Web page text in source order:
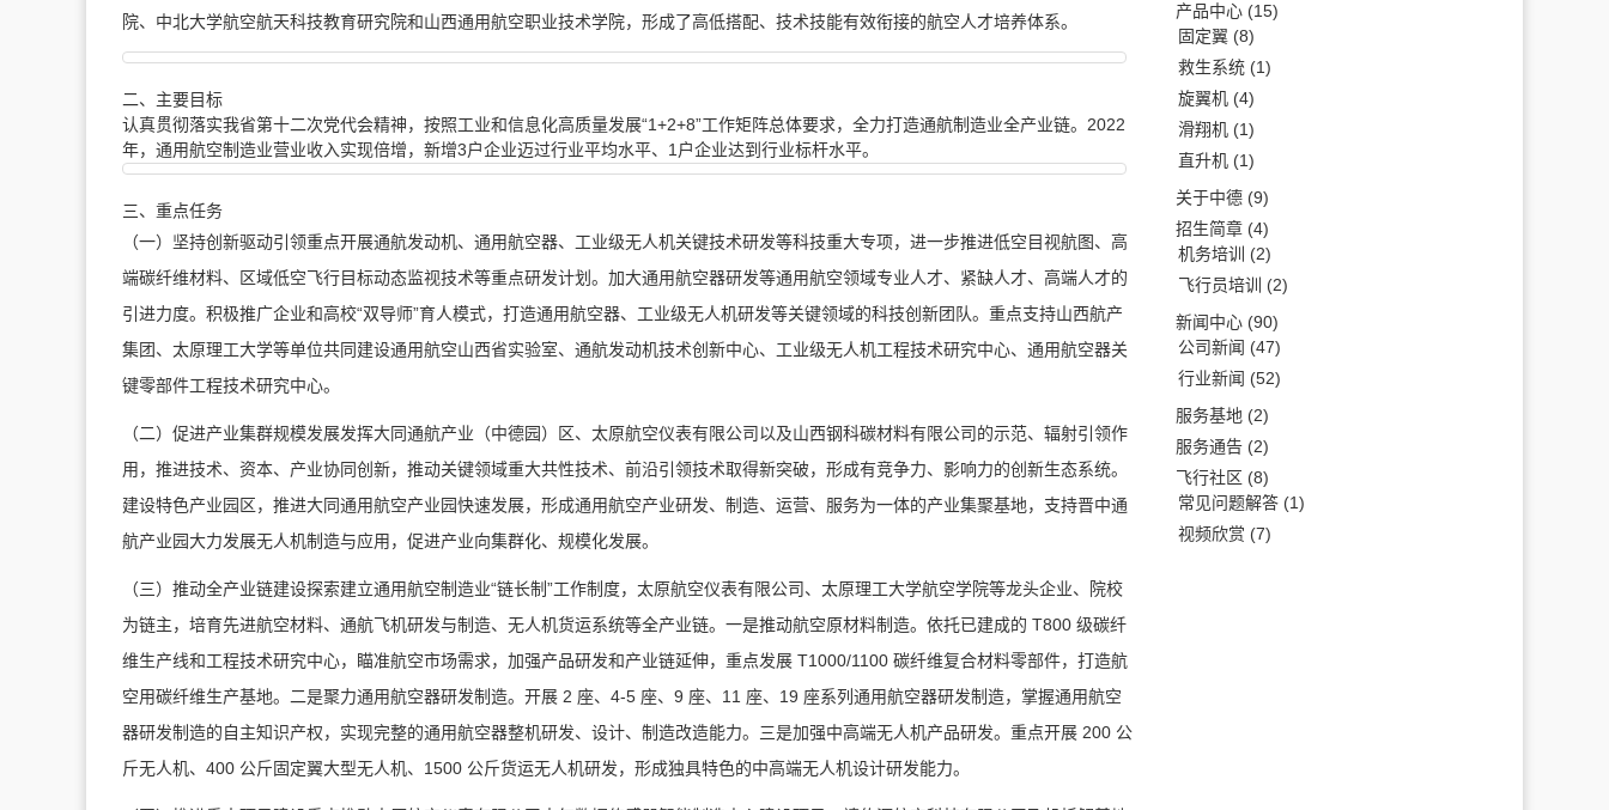
院、中北大学航空航天科技教育研究院和山西通用航空职业技术学院，形成了高低搭配、技术技能有效衔接的航空人才培养体系。
二、主要目标
认真贯彻落实我省第十二次党代会精神，按照工业和信息化高质量发展“1+2+8”工作矩阵总体要求，全力打造通航制造业全产业链。2022
年，通用航空制造业营业收入实现倍增，新增3户企业迈过行业平均水平、1户企业达到行业标杆水平。
三、重点任务
（一）坚持创新驱动引领重点开展通航发动机、通用航空器、工业级无人机关键技术研发等科技重大专项，进一步推进低空目视航图、高
端碳纤维材料、区域低空飞行目标动态监视技术等重点研发计划。加大通用航空器研发等通用航空领域专业人才、紧缺人才、高端人才的
引进力度。积极推广企业和高校“双导师”育人模式，打造通用航空器、工业级无人机研发等关键领域的科技创新团队。重点支持山西航产
集团、太原理工大学等单位共同建设通用航空山西省实验室、通航发动机技术创新中心、工业级无人机工程技术研究中心、通用航空器关
键零部件工程技术研究中心。
（二）促进产业集群规模发展发挥大同通航产业（中德园）区、太原航空仪表有限公司以及山西钢科碳材料有限公司的示范、辐射引领作
用，推进技术、资本、产业协同创新，推动关键领域重大共性技术、前沿引领技术取得新突破，形成有竞争力、影响力的创新生态系统。
建设特色产业园区， 推进大同通用航空产业园快速发展，形成通用航空产业研发、制造、运营、服务为一体的产业集聚基地，支持晋中通
航产业园大力发展无人机制造与应用，促进产业向集群化、规模化发展。
（三）推动全产业链建设探索建立通用航空制造业“链长制”工作制度，太原航空仪表有限公司、太原理工大学航空学院等龙头企业、院校
为链主，培育先进航空材料、通航飞机研发与制造、无人机货运系统等全产业链。一是推动航空原材料制造。依托已建成的 T800 级碳纤
维生产线和工程技术研究中心，瞄准航空市场需求，加强产品研发和产业链延伸，重点发展 T1000/1100 碳纤维复合材料零部件，打造航
空用碳纤维生产基地。二是聚力通用航空器研发制造。开展 2 座、4-5 座、9 座、11 座、19 座系列通用航空器研发制造，掌握通用航空
器研发制造的自主知识产权，实现完整的通用航空器整机研发、设计、制造改造能力。三是加强中高端无人机产品研发。重点开展 200 公
斤无人机、400 公斤固定翼大型无人机、1500 公斤货运无人机研发，形成独具特色的中高端无人机设计研发能力。
产品中心(15)
固定翼 (8)
救生系统(1)
旋翼机(4)
滑翔机(1)
直升机(1)
关于中德(9)
招生简章(4)
机务培训 (2)
飞行员培训 (2)
新闻中心(90)
公司新闻 (47)
行业新闻 (52)
服务基地 (2)
服务通告(2)
飞行社区 (8)
常见问题解答(1)
视频欣赏 (7)